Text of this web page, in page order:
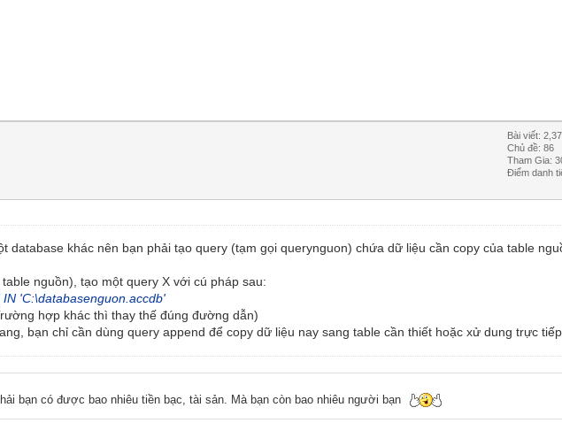
Bài viết:
Chủ đề: 86
Tham Gia:
Điểm danh
database khác nên bạn phải tạo query (tạm gọi querynguon) chứa dữ liệu cần copy của table
nguồn), tạo một query X với cú pháp sau:
'C:\databasenguon.accdb'
hợp khác thì thay thế đúng đường dẫn)
bạn chỉ cần dùng query append để copy dữ liệu nay sang table cần thiết hoặc xử dung trực
bạn có được bao nhiêu tiền bạc, tài sản. Mà bạn còn bao nhiêu người bạn